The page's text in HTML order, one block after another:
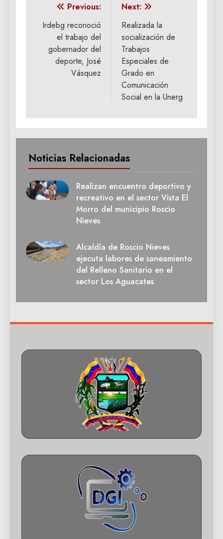
Navegación
de
entradas
Previous:
Irdebg reconoció
el trabajo del
gobernador del
deporte, José
Vásquez
Next:
Realizada la
socialización de
Trabajos
Especiales de
Grado en
Comunicación
Social en la Unerg
Noticias Relacionadas
Realizan encuentro deportivo y
recreativo en el sector Vista El
Morro del municipio Roscio
Nieves
Alcaldía de Roscio Nieves
ejecuta labores de saneamiento
del Relleno Sanitario en el
sector Los Aguacates